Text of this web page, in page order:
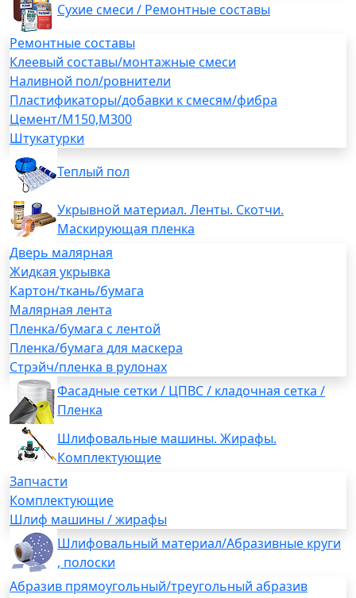
Сухие смеси / Ремонтные составы
Ремонтные составы
Клеевый составы/монтажные смеси
Наливной пол/ровнители
Пластификаторы/добавки к смесям/фибра
Цемент/М150,М300
Штукатурки
Теплый пол
Укрывной материал. Ленты. Скотчи.
Маскирующая пленка
Дверь малярная
Жидкая укрывка
Картон/ткань/бумага
Малярная лента
Пленка/бумага с лентой
Пленка/бумага для маскера
Стрэйч/пленка в рулонах
Фасадные сетки / ЦПВС / кладочная сетка /
Пленка
Шлифовальные машины. Жирафы.
Комплектующие
Запчасти
Комплектующие
Шлиф машины / жирафы
Шлифовальный материал/Абразивные круги
, полоски
Абразив прямоугольный/треугольный абразив